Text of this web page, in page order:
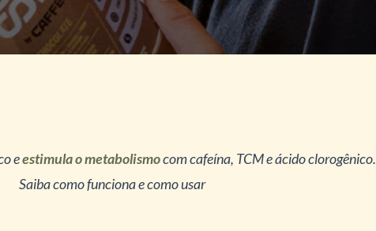
eestimula o metabolismocom cafeína, TCM e ácido clorogênico.
Saiba como funciona e como usar